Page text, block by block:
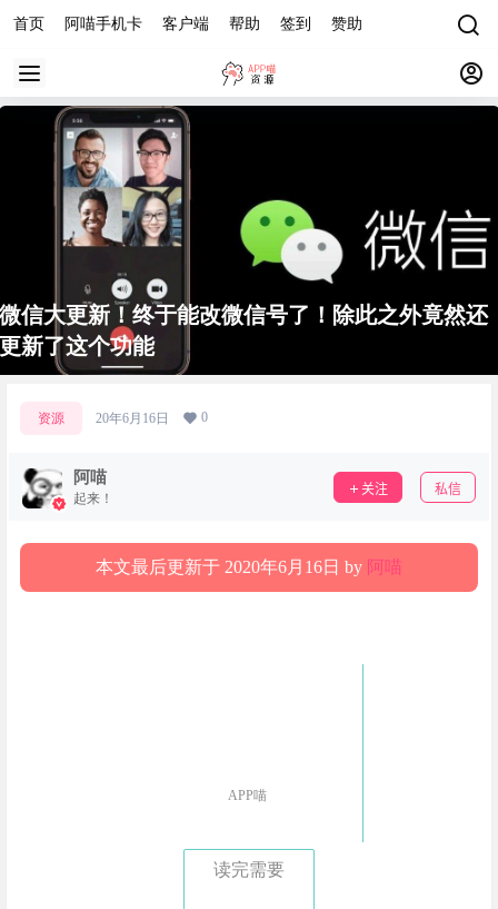
首页 阿喵手机卡 客户端 帮助 签到 赞助
微信大更新！终于能改微信号了！除此之外竟然还
更新了这个功能
资源 20年6月16日 0
阿喵
起来！
关注 私信
本文最后更新于 2020年6月16日 by 阿喵
APP喵
读完需要